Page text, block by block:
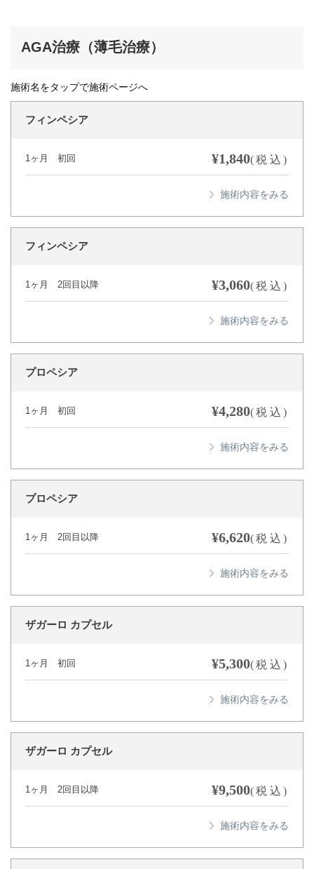
AGA治療（薄毛治療）
施術名をタップで施術ページへ
フィンペシア
1ヶ月 初回 ¥1,840(税込)
フィンペシア
1ヶ月 2回目以降 ¥3,060(税込)
プロペシア
1ヶ月 初回 ¥4,280(税込)
プロペシア
1ヶ月 2回目以降 ¥6,620(税込)
ザガーロ カプセル
1ヶ月 初回 ¥5,300(税込)
ザガーロ カプセル
1ヶ月 2回目以降 ¥9,500(税込)